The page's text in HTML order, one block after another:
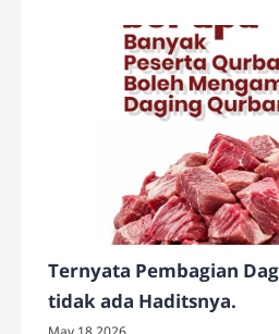
Ternyata Pembagian
tidak ada Haditsnya.